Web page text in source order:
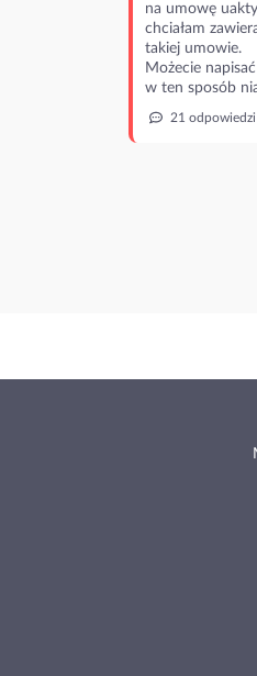
na umowę
chciałam
takiej umowie.
Możecie
w ten sposób
21 odpowiedzi